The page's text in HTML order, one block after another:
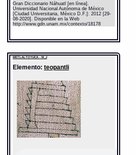
Gran Diccionario Náhuatl [en línea].
Universidad Nacional Autónoma de México
[Ciudad Universitaria, México D.F.]: 2012 [29-
08-2020]. Disponible en la Web
http://www.gdn.unam.mx/contexto/18178
METLALTOYUCA - M_J
Elemento: teopantli